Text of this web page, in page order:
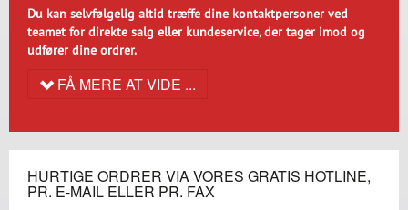
Du kan selvfølgelig altid træffe dine kontaktpersoner ved
teamet for direkte salg eller kundeservice, der tager imod og
udfører dine ordrer.
FÅ MERE AT VIDE ...
HURTIGE ORDRER VIA VORES GRATIS HOTLINE,
PR. E-MAIL ELLER PR. FAX